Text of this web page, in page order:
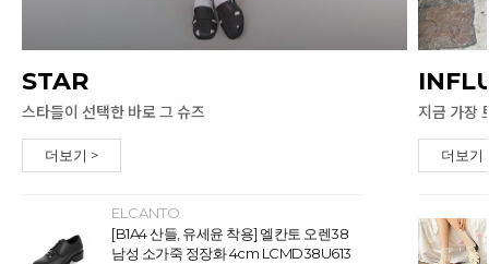
STAR
스타들이 선택한 바로 그 슈즈
더보기 >
ELCANTO
[B1A4 산들, 유세윤 착용] 엘칸토 오렌38
남성 소가죽 정장화 4cm LCMD38U613
지금 가장
더보기